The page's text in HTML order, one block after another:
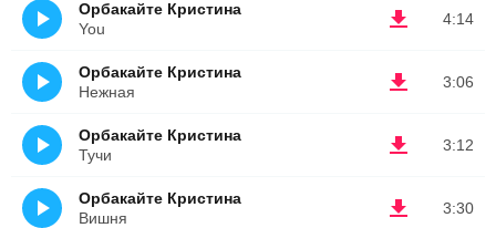
4:14
Орбакайте Кристина
You
3:06
Орбакайте Кристина
Нежная
3:12
Орбакайте Кристина
Тучи
3:30
Орбакайте Кристина
Вишня